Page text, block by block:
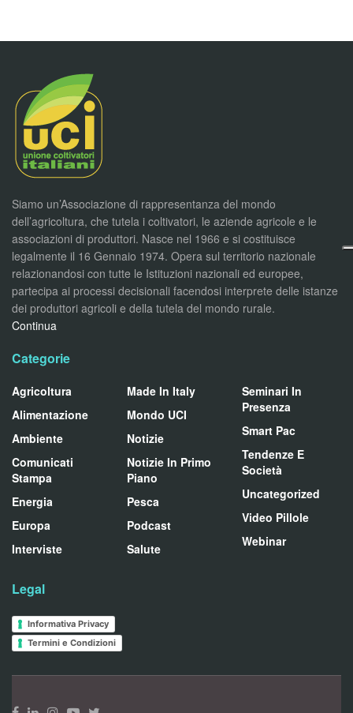
Siamo un’Associazione di rappresentanza del mondo
dell’agricoltura, che tutela i coltivatori, le aziende agricole e le
associazioni di produttori. Nasce nel 1966 e si costituisce
legalmente il 16 Gennaio 1974. Opera sul territorio nazionale
relazionandosi con tutte le Istituzioni nazionali ed europee,
partecipa ai processi decisionali facendosi interprete delle istanze
dei produttori agricoli e della tutela del mondo rurale.
Continua
Categorie
Agricoltura
Alimentazione
Ambiente
Comunicati
Stampa
Energia
Europa
Interviste
Made In Italy
Mondo UCI
Notizie
Notizie In Primo
Piano
Pesca
Podcast
Salute
Seminari In
Presenza
Smart Pac
Tendenze E
Società
Uncategorized
Video Pillole
Webinar
Legal
Informativa Privacy
Termini e Condizioni